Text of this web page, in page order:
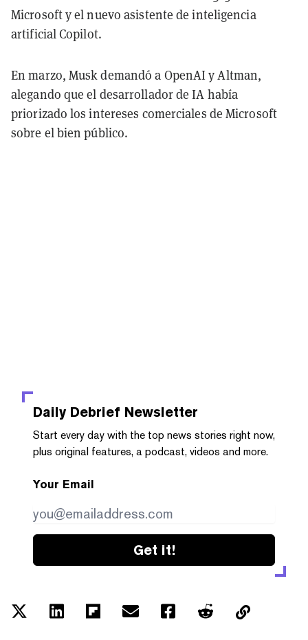
Microsoft y el nuevo asistente de inteligencia
artificial Copilot.
En marzo, Musk demandó a OpenAI y Altman,
alegando que el desarrollador de IA había
priorizado los intereses comerciales de Microsoft
sobre el bien público.
Daily Debrief Newsletter
Start every day with the top news stories right now,
plus original features, a podcast, videos and more.
Your Email
Get it!